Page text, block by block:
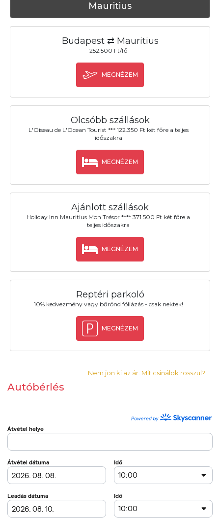
Mauritius
Budapest ⇄ Mauritius
252.500 Ft/fő
MEGNÉZEM
Olcsóbb szállások
L'Oiseau de L'Ocean Tourist *** 122.350 Ft két főre a teljes
időszakra
MEGNÉZEM
Ajánlott szállások
Holiday Inn Mauritius Mon Trésor **** 371.500 Ft két főre a
teljes időszakra
MEGNÉZEM
Reptéri parkoló
10% kedvezmény vagy bőrönd fóliázás - csak nektek!
MEGNÉZEM
Nem jön ki az ár. Mit csinálok rosszul?
Autóbérlés